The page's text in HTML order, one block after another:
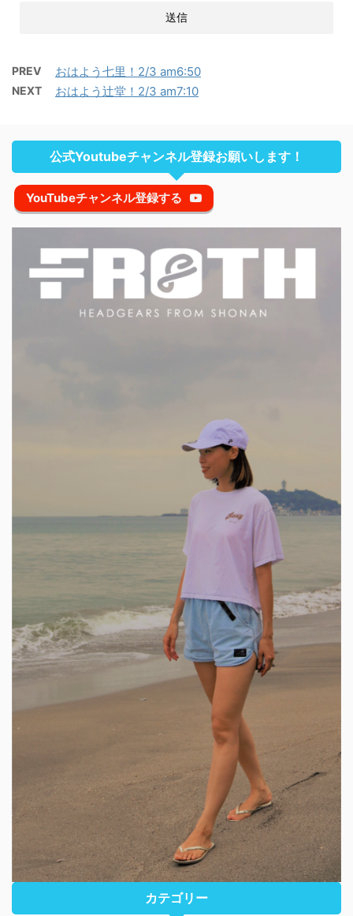
PREV おはよう七里！2/3 am6:50
NEXT おはよう辻堂！2/3 am7:10
公式Youtubeチャンネル登録お願いします！
YouTubeチャンネル登録する
カテゴリー